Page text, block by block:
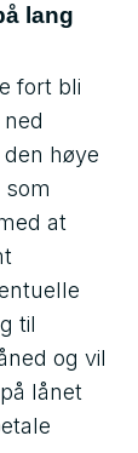
lang
fort bli
høye
som
at
til
og vil
lånet